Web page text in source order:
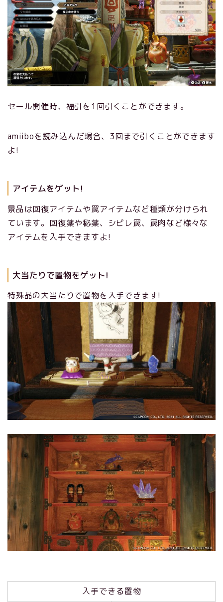
セール開催時、福引を1回引くことができます。
amiiboを読み込んだ場合、3回まで引くことができます
よ!
アイテムをゲット!
景品は回復アイテムや罠アイテムなど種類が分けられ
ています。回復薬や秘薬、シビレ罠、罠肉など様々な
アイテムを入手できますよ!
大当たりで置物をゲット!
特殊品の大当たりで置物を入手できます!
入手できる置物